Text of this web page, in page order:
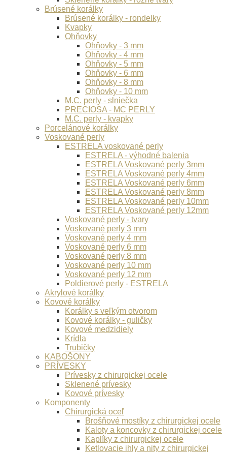
Brúsené korálky
Brúsené korálky - rondelky
Kvapky
Ohňovky
Ohňovky - 3 mm
Ohňovky - 4 mm
Ohňovky - 5 mm
Ohňovky - 6 mm
Ohňovky - 8 mm
Ohňovky - 10 mm
M.C. perly - slniečka
PRECIOSA - MC PERLY
M.C. perly - kvapky
Porcelánové korálky
Voskované perly
ESTRELA voskované perly
ESTRELA - výhodné balenia
ESTRELA Voskované perly 3mm
ESTRELA Voskované perly 4mm
ESTRELA Voskované perly 6mm
ESTRELA Voskované perly 8mm
ESTRELA Voskované perly 10mm
ESTRELA Voskované perly 12mm
Voskované perly - tvary
Voskované perly 3 mm
Voskované perly 4 mm
Voskované perly 6 mm
Voskované perly 8 mm
Voskované perly 10 mm
Voskované perly 12 mm
Poldierové perly - ESTRELA
Akrylové korálky
Kovové korálky
Korálky s veľkým otvorom
Kovové korálky - guličky
Kovové medzidiely
Krídla
Trubičky
KABOŠONY
PRÍVESKY
Prívesky z chirurgickej ocele
Sklenené prívesky
Kovové prívesky
Komponenty
Chirurgická oceľ
Brošňové mostíky z chirurgickej ocele
Kaloty a koncovky z chirurgickej ocele
Kaplíky z chirurgickej ocele
Ketlovacie ihly a nity z chirurgickej